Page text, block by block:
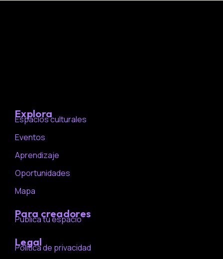
Explora
Espacios culturales
Eventos
Aprendizaje
Oportunidades
Mapa
Para creadores
Publica tu espacio
Legal
Política de privacidad